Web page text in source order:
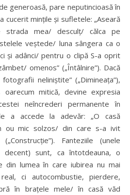
generoasă, pare neputincioasă în
cucerit mințile și sufletele: „Aseară
strada mea/ desculț/ călca pe
veștede/ luna sângera ca o
și adânci/ pentru o clipă S-a oprit
omenos” („Întâlnire”). Dacă
neliniștite” („Dimineața”),
mitică, devine expresia
neîncrederi permanente în
a accede la adevăr: „O casă
ou mic solzos/ din care s-a ivit
Fanteziile (unele
sunt, ca întotdeauna, o
din lumea în care iubirea nu mai
ci autocombustie, pierdere,
în brațele mele/ în casă văd